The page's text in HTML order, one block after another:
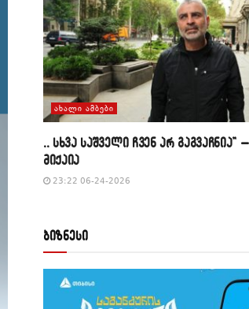
ᲐᲮᲐᲚᲘ ᲐᲛᲑᲔᲑᲘ
,, სხვა საშველი ჩვენ არ გაგვაჩნია”
მიქაია
23:22 06-24-2026
ბიზნესი